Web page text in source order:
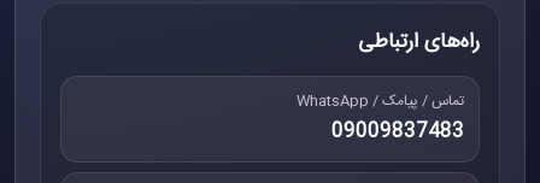
راه‌های ارتباطی
تماس / پیامک / WhatsApp
09009837483